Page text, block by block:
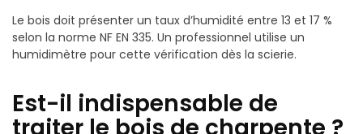
Le bois doit présenter un taux d’humidité entre 13 et 17 %
selon la norme NF EN 335. Un professionnel utilise un
humidimètre pour cette vérification dès la scierie.
Est-il indispensable de